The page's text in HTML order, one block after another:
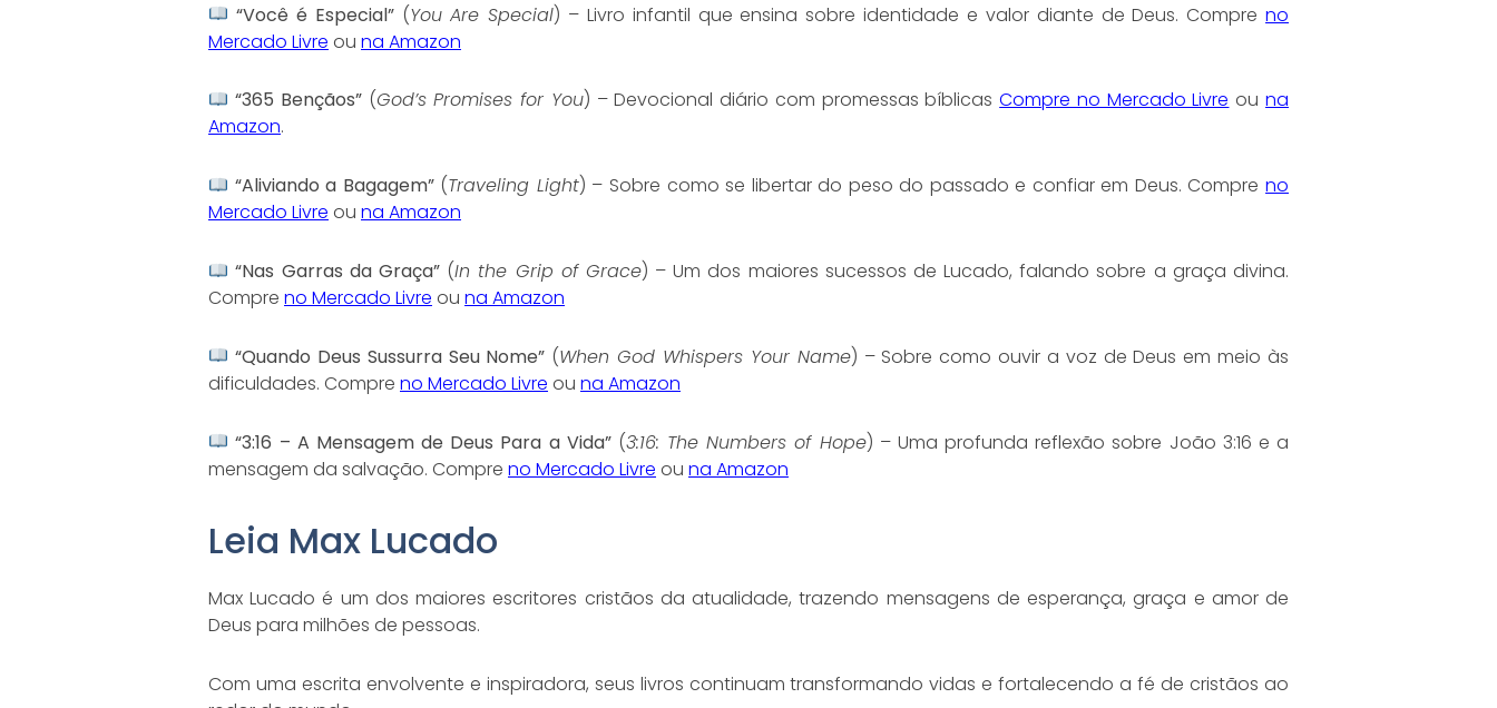
“Você é Especial”(You Are Special) – Livro infantil que ensina sobre identidade e valor diante de Deus. Compreno
Mercado Livre ou na Amazon
“365 Bençãos”(God’s Promises for You) – Devocional diário com promessas bíblicasCompre no Mercado Livre ou na
Amazon.
“Aliviando a Bagagem”(Traveling Light) – Sobre como se libertar do peso do passado e confiar em Deus. Compreno
Mercado Livre ou na Amazon
“Nas Garras da Graça”(In the Grip of Grace) – Um dos maiores sucessos de Lucado, falando sobre a graça divina.
Compre no Mercado Livre ou na Amazon
“Quando Deus Sussurra Seu Nome” (When God Whispers Your Name) – Sobre como ouvir a voz de Deus em meio às
dificuldades. Compre no Mercado Livre ou na Amazon
“3:16 – A Mensagem de Deus Para a Vida”(3:16: The Numbers of Hope) – Uma profunda reflexão sobre João 3:16 e a
mensagem da salvação. Compre no Mercado Livre ou na Amazon
Leia Max Lucado
Max Lucado é um dos maiores escritores cristãos da atualidade, trazendo mensagens de esperança, graça e amor de
Deus para milhões de pessoas.
Com uma escrita envolvente e inspiradora, seus livros continuam transformando vidas e fortalecendo a fé de cristãos ao